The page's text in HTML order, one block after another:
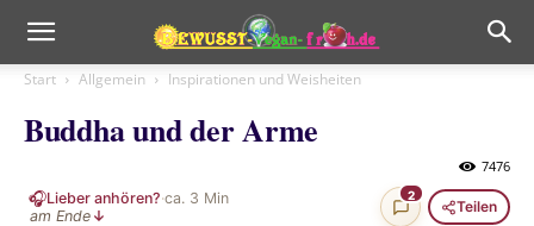
Start Allgemein Inspirationen und Weisheiten
Buddha und der Arme
7476
🎧Lieber anhören?·ca. 3 Min
am Ende ↓
2
Teilen